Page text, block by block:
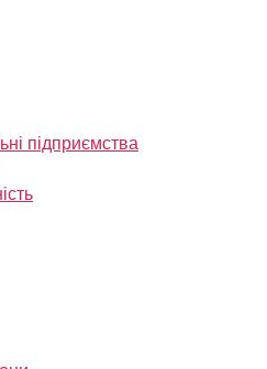
підприємства